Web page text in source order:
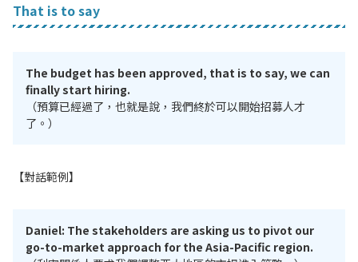
That is to say
The budget has been approved, that is to say, we can
finally start hiring.
（預算已經過了，也就是說，我們終於可以開始招募人才
了。）
【對話範例】
Daniel: The stakeholders are asking us to pivot our
go-to-market approach for the Asia-Pacific region.